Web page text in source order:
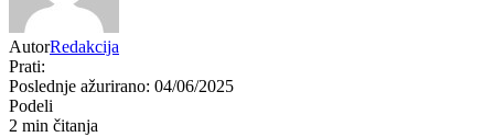
AutorRedakcija
Prati:
Poslednje ažurirano: 04/06/2025
Podeli
2 min čitanja